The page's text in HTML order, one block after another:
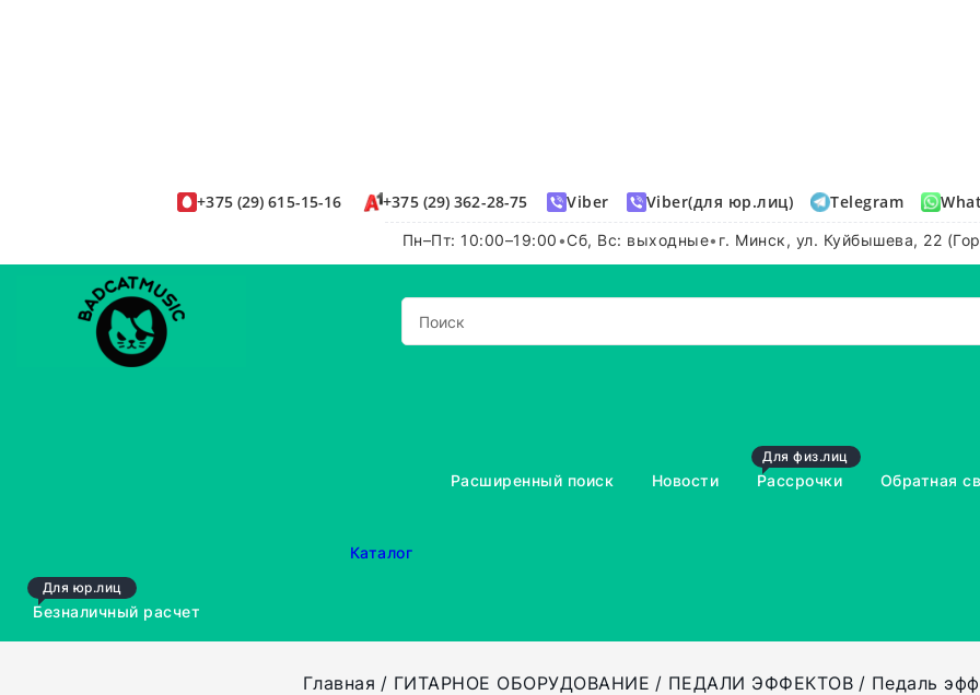
+375 (29) 615-15-16 +375 (29) 362-28-75 Viber Viber(для юр.лиц) Telegram
Пн–Пт: 10:00–19:00•Сб, Вс: выходные• г. Минск, ул. Куйбышева, 22
Каталог
Расширенный поиск Новости
Для физ.лиц
Рассрочки Обратная
Для юр.лиц
Безналичный расчет
Главная ГИТАРНОЕ ОБОРУДОВАНИЕ ПЕДАЛИ ЭФФЕКТОВ Педаль